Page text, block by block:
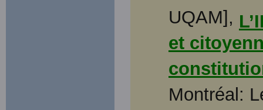
UQAM],
et
Montréal: